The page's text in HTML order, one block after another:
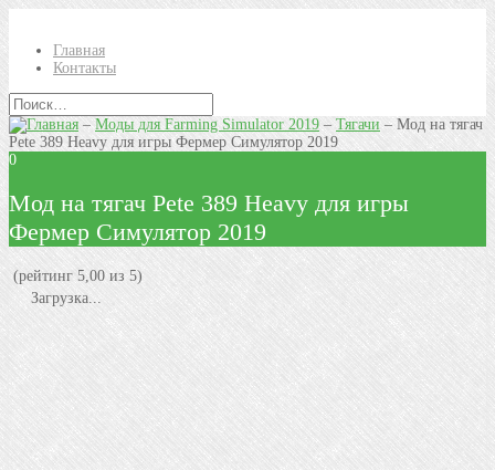
Главная
Контакты
–Моды для Farming Simulator 2019 – Тягачи – Mод на тягач
Pete 389 Heavy для игры Фермер Симулятор 2019
0
Mод на тягач Pete 389 Heavy для игры
Фермер Симулятор 2019
(рейтинг 5,00 из 5)
Загрузка...